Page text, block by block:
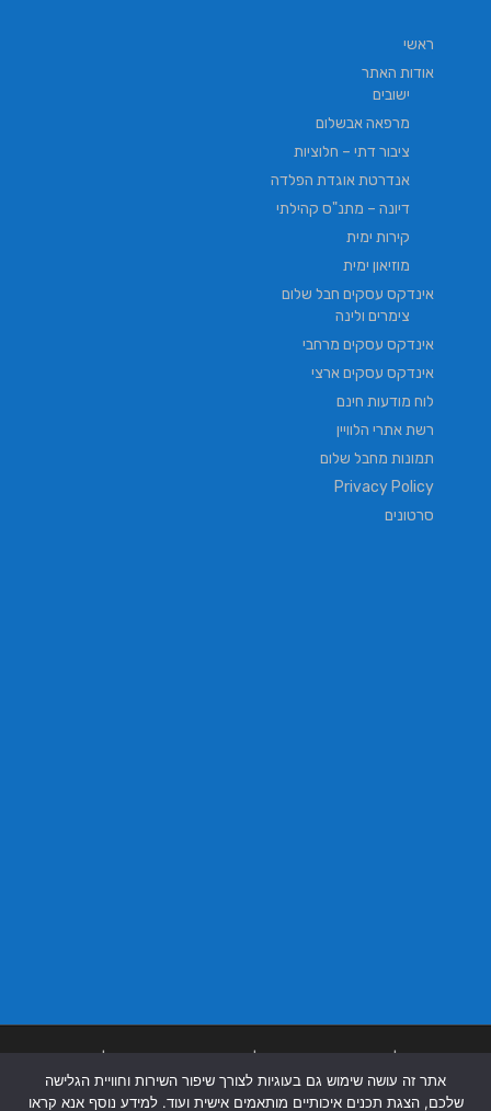
ראשי
אודות האתר
ישובים
מרפאה אבשלום
ציבור דתי – חלוציות
אנדרטת אוגדת הפלדה
דיונה – מתנ"ס קהילתי
קירות ימית
מוזיאון ימית
אינדקס עסקים חבל שלום
צימרים ולינה
אינדקס עסקים מרחבי
אינדקס עסקים ארצי
לוח מודעות חינם
רשת אתרי הלוויין
תמונות מחבל שלום
Privacy Policy
סרטונים
בבאר שבע |
אתר זה עושה שימוש גם בעוגיות לצורך שיפור השירות וחוויית הגלישה
שלכם, הצגת תכנים איכותיים מותאמים אישית ועוד. למידע נוסף אנא קראו